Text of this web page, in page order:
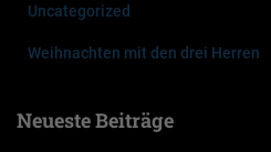
Uncategorized
Weihnachten mit den drei Herren
Neueste Beiträge